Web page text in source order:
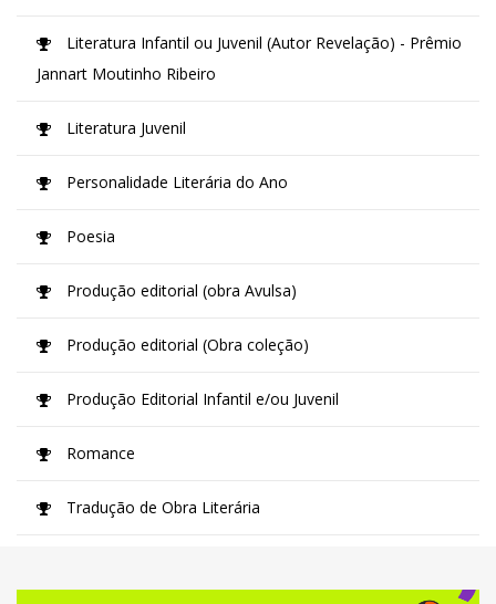
Literatura Infantil ou Juvenil (Autor Revelação) - Prêmio
Jannart Moutinho Ribeiro
Literatura Juvenil
Personalidade Literária do Ano
Poesia
Produção editorial (obra Avulsa)
Produção editorial (Obra coleção)
Produção Editorial Infantil e/ou Juvenil
Romance
Tradução de Obra Literária